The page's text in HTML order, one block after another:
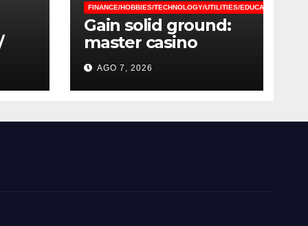
FINANCE/HOBBIES/TECHNOLOGY/UTILITIES/EDUCATION/MEDIA
Gain solid ground:
master casino
fundamentals for
improved financial
outcomes
AGO 7, 2026